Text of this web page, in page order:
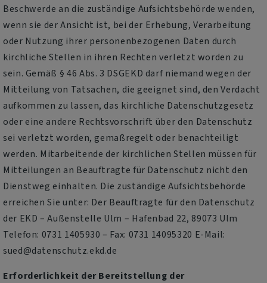
Beschwerde an die zuständige Aufsichtsbehörde wenden,
wenn sie der Ansicht ist, bei der Erhebung, Verarbeitung
oder Nutzung ihrer personenbezogenen Daten durch
kirchliche Stellen in ihren Rechten verletzt worden zu
sein. Gemäß § 46 Abs. 3 DSGEKD darf niemand wegen der
Mitteilung von Tatsachen, die geeignet sind, den Verdacht
aufkommen zu lassen, das kirchliche Datenschutzgesetz
oder eine andere Rechtsvorschrift über den Datenschutz
sei verletzt worden, gemaßregelt oder benachteiligt
werden. Mitarbeitende der kirchlichen Stellen müssen für
Mitteilungen an Beauftragte für Datenschutz nicht den
Dienstweg einhalten. Die zuständige Aufsichtsbehörde
erreichen Sie unter: Der Beauftragte für den Datenschutz
der EKD – Außenstelle Ulm – Hafenbad 22, 89073 Ulm
Telefon: 0731 1405930 – Fax: 0731 14095320 E-Mail:
sued@datenschutz.ekd.de
Erforderlichkeit der Bereitstellung der